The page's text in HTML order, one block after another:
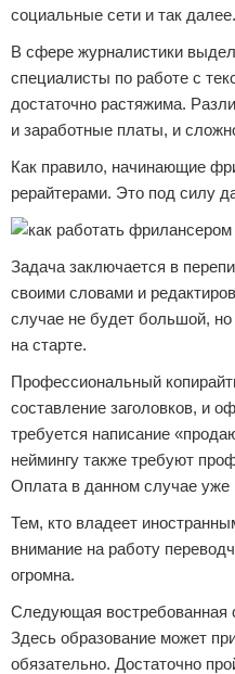
социальные сети и так далее.
В сфере журналистики
специалисты по работе с
достаточно растяжима.
и заработные платы, и
Как правило, начинающие
рерайтерами. Это под силу
Задача заключается в
своими словами и
случае не будет большой,
на старте.
Профессиональный
составление заголовков, и
требуется написание
неймингу также требуют
Оплата в данном случае
Тем, кто владеет
внимание на работу
огромна.
Следующая востребованная
Здесь образование может
обязательно. Достаточно